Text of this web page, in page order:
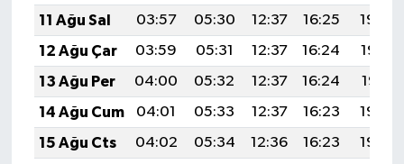
11 Ağu Sal
03:57 05:30 12:37 16:25
19:34
12 Ağu Çar
03:59 05:31 12:37 16:24
19:32
13 Ağu Per
04:00 05:32 12:37 16:24
19:31
14 Ağu Cum
04:01 05:33 12:37 16:23
19:30
15 Ağu Cts
04:02 05:34 12:36 16:23
19:29